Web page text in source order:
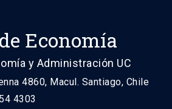
Economía
y Administración UC
4860, Macul. Santiago, Chile
4303